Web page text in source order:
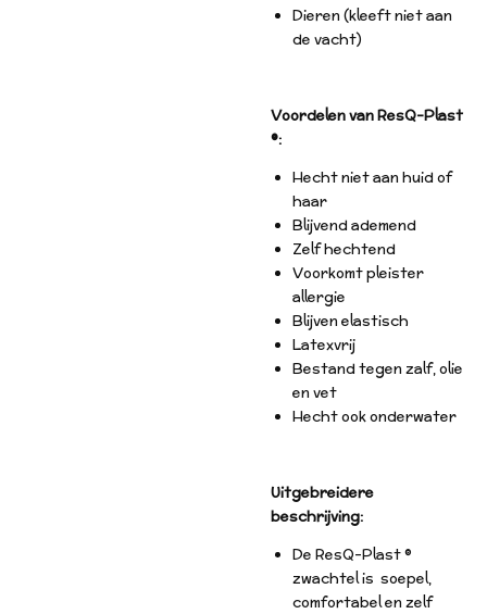
Dieren (kleeft niet aan
de vacht)
Voordelen van ResQ-Plast
®:
Hecht niet aan huid of
haar
Blijvend ademend
Zelf hechtend
Voorkomt pleister
allergie
Blijven elastisch
Latexvrij
Bestand tegen zalf, olie
en vet
Hecht ook onderwater
Uitgebreidere
beschrijving:
De ResQ-Plast ®
zwachtel is soepel,
comfortabel en zelf